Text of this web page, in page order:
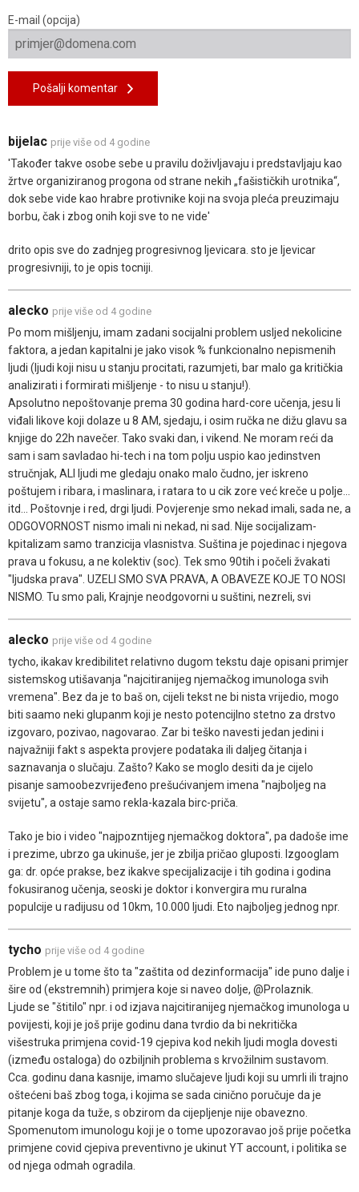
E-mail (opcija)
Pošalji komentar
bijelac prije više od 4 godine
'Također takve osobe sebe u pravilu doživljavaju i predstavljaju kao
žrtve organiziranog progona od strane nekih „fašističkih urotnika“,
dok sebe vide kao hrabre protivnike koji na svoja pleća preuzimaju
borbu, čak i zbog onih koji sve to ne vide'
drito opis sve do zadnjeg progresivnog ljevicara. sto je ljevicar
progresivniji, to je opis tocniji.
alecko prije više od 4 godine
Po mom mišljenju, imam zadani socijalni problem usljed nekolicine
faktora, a jedan kapitalni je jako visok % funkcionalno nepismenih
ljudi (ljudi koji nisu u stanju procitati, razumjeti, bar malo ga kritičkia
analizirati i formirati mišljenje - to nisu u stanju!).
Apsolutno nepoštovanje prema 30 godina hard-core učenja, jesu li
viđali likove koji dolaze u 8 AM, sjedaju, i osim ručka ne dižu glavu sa
knjige do 22h navečer. Tako svaki dan, i vikend. Ne moram reći da
sam i sam savladao hi-tech i na tom polju uspio kao jedinstven
stručnjak, ALI ljudi me gledaju onako malo čudno, jer iskreno
poštujem i ribara, i maslinara, i ratara to u cik zore već kreče u polje...
itd... Poštovnje i red, drgi ljudi. Povjerenje smo nekad imali, sada ne, a
ODGOVORNOST nismo imali ni nekad, ni sad. Nije socijalizam-
kpitalizam samo tranzicija vlasnistva. Suština je pojedinac i njegova
prava u fokusu, a ne kolektiv (soc). Tek smo 90tih i počeli žvakati
"ljudska prava". UZELI SMO SVA PRAVA, A OBAVEZE KOJE TO NOSI
NISMO. Tu smo pali, Krajnje neodgovorni u suštini, nezreli, svi
alecko prije više od 4 godine
tycho, ikakav kredibilitet relativno dugom tekstu daje opisani primjer
sistemskog utišavanja "najcitiranijeg njemačkog imunologa svih
vremena". Bez da je to baš on, cijeli tekst ne bi nista vrijedio, mogo
biti saamo neki glupanm koji je nesto potencijlno stetno za drstvo
izgovaro, pozivao, nagovarao. Zar bi teško navesti jedan jedini i
najvažniji fakt s aspekta provjere podataka ili daljeg čitanja i
saznavanja o slučaju. Zašto? Kako se moglo desiti da je cijelo
pisanje samoobezvrijeđeno prešućivanjem imena "najboljeg na
svijetu", a ostaje samo rekla-kazala birc-priča.
Tako je bio i video "najpozntijeg njemačkog doktora", pa dadoše ime
i prezime, ubrzo ga ukinuše, jer je zbilja pričao gluposti. Izgooglam
ga: dr. opće prakse, bez ikakve specijalizacije i tih godina i godina
fokusiranog učenja, seoski je doktor i konvergira mu ruralna
populcije u radijusu od 10km, 10.000 ljudi. Eto najboljeg jednog npr.
tycho prije više od 4 godine
Problem je u tome što ta "zaštita od dezinformacija" ide puno dalje i
šire od (ekstremnih) primjera koje si naveo dolje, @Prolaznik.
Ljude se "štitilo" npr. i od izjava najcitiranijeg njemačkog imunologa u
povijesti, koji je još prije godinu dana tvrdio da bi nekritička
višestruka primjena covid-19 cjepiva kod nekih ljudi mogla dovesti
(između ostaloga) do ozbiljnih problema s krvožilnim sustavom.
Cca. godinu dana kasnije, imamo slučajeve ljudi koji su umrli ili trajno
oštećeni baš zbog toga, i kojima se sada cinično poručuje da je
pitanje koga da tuže, s obzirom da cijepljenje nije obavezno.
Spomenutom imunologu koji je o tome upozoravao još prije početka
primjene covid cjepiva preventivno je ukinut YT account, i politika se
od njega odmah ogradila.